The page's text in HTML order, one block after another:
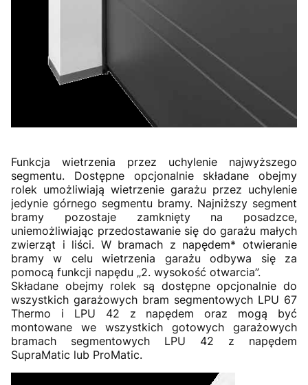
Funkcja wietrzenia przez uchylenie najwyższego
segmentu. Dostępne opcjonalnie składane obejmy
rolek umożliwiają wietrzenie garażu przez uchylenie
jedynie górnego segmentu bramy. Najniższy segment
bramy pozostaje zamknięty na posadzce,
uniemożliwiając przedostawanie się do garażu małych
zwierząt i liści. W bramach z napędem* otwieranie
bramy w celu wietrzenia garażu odbywa się za
pomocą funkcji napędu „2. wysokość otwarcia”.
Składane obejmy rolek są dostępne opcjonalnie do
wszystkich garażowych bram segmentowych LPU 67
Thermo i LPU 42 z napędem oraz mogą być
montowane we wszystkich gotowych garażowych
bramach segmentowych LPU 42 z napędem
SupraMatic lub ProMatic.